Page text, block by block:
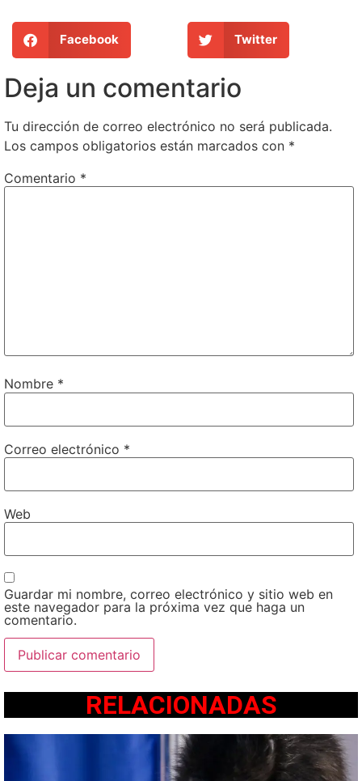
Facebook Twitter
Deja un comentario
Tu dirección de correo electrónico no será publicada.
Los campos obligatorios están marcados con *
Comentario *
Nombre *
Correo electrónico *
Web
Guardar mi nombre, correo electrónico y sitio web en
este navegador para la próxima vez que haga un
comentario.
RELACIONADAS